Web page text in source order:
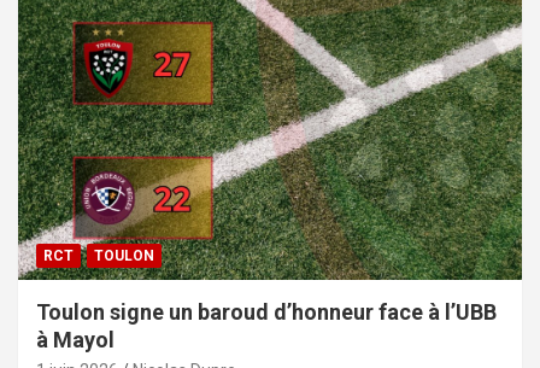
RCT TOULON
Toulon signe un baroud d’honneur face à l’UBB
à Mayol